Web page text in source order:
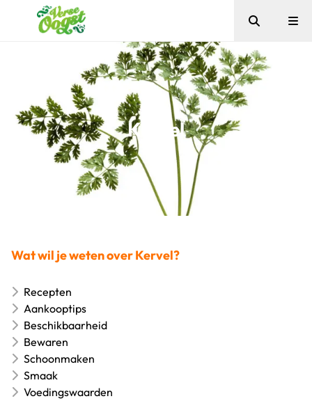
Zoeken
Kervel
Wat wil je weten over Kervel?
Recepten
Aankooptips
Beschikbaarheid
Bewaren
Schoonmaken
Smaak
Voedingswaarden